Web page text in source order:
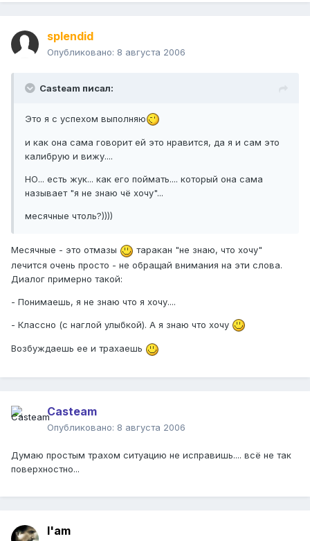
splendid
Опубликовано: 8 августа 2006
Casteam писал:
Это я с успехом выполняю
и как она сама говорит ей это нравится, да я и сам это
калибрую и вижу....
НО... есть жук... как его поймать.... который она сама
называет "я не знаю чё хочу"...
месячные чтоль?))))
Месячные - это отмазы
таракан "не знаю, что хочу"
лечится очень просто - не обращай внимания на эти слова.
Диалог примерно такой:
- Понимаешь, я не знаю что я хочу....
- Классно (с наглой улыбкой). А я знаю что хочу
Возбуждаешь ее и трахаешь
Casteam
Опубликовано: 8 августа 2006
Думаю простым трахом ситуацию не исправишь.... всё не так
поверхностно...
I'am